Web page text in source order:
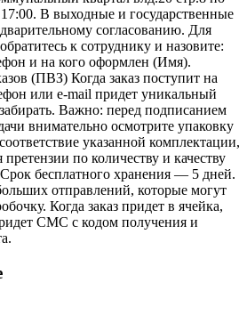
В выходные и государственные
согласованию. Для
к сотруднику и назовите:
и на кого оформлен (Имя).
(ПВЗ) Когда заказ поступит на
или e-mail придет уникальный
Важно: перед подписанием
внимательно осмотрите упаковку
указанной комплектации,
по количеству и качеству
бесплатного хранения — 5 дней.
отправлений, которые могут
Когда заказ придет в ячейка,
СМС с кодом получения и